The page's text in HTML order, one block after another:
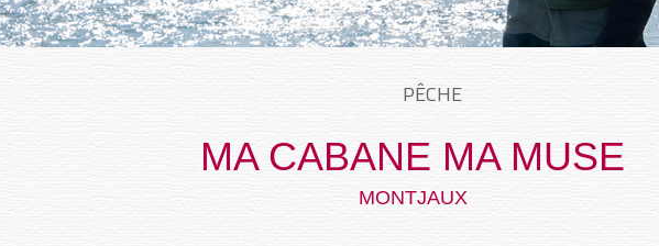
PÊCHE
MA CABANE MA MUSE
MONTJAUX